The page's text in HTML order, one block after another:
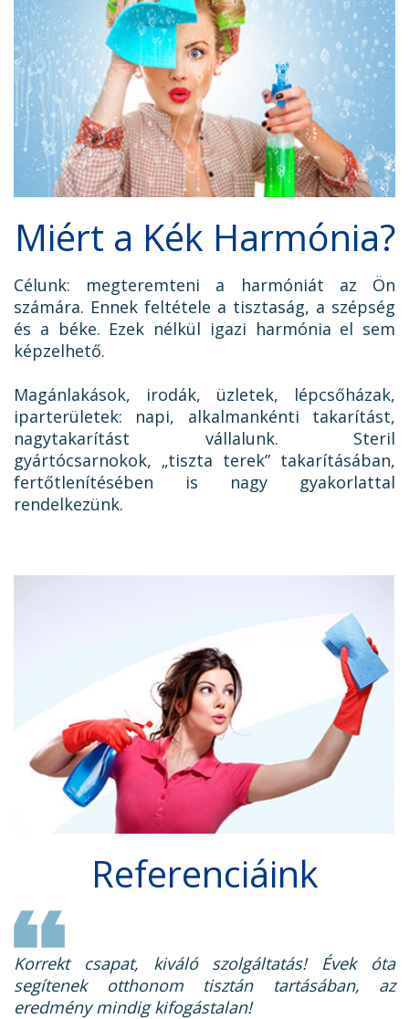
TAKARÍTÁS CÉGEKNEK
TAKARÍTÁSI INTÉZMÉNYEKNEK
Miért a Kék Harmónia?
Célunk: megteremteni a harmóniát az Ön
számára. Ennek feltétele a tisztaság, a szépség
és a béke. Ezek nélkül igazi harmónia el sem
képzelhető.
Magánlakások, irodák, üzletek, lépcsőházak,
iparterületek: napi, alkalmankénti takarítást,
nagytakarítást vállalunk. Steril
gyártócsarnokok, „tiszta terek” takarításában,
fertőtlenítésében is nagy gyakorlattal
rendelkezünk.
Referenciáink
Korrekt csapat, kiváló szolgáltatás! Évek óta
segítenek otthonom tisztán tartásában, az
eredmény mindig kifogástalan!